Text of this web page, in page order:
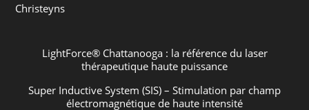
Christeyns
LightForce® Chattanooga : la référence du laser
thérapeutique haute puissance
Super Inductive System (SIS) – Stimulation par champ
électromagnétique de haute intensité